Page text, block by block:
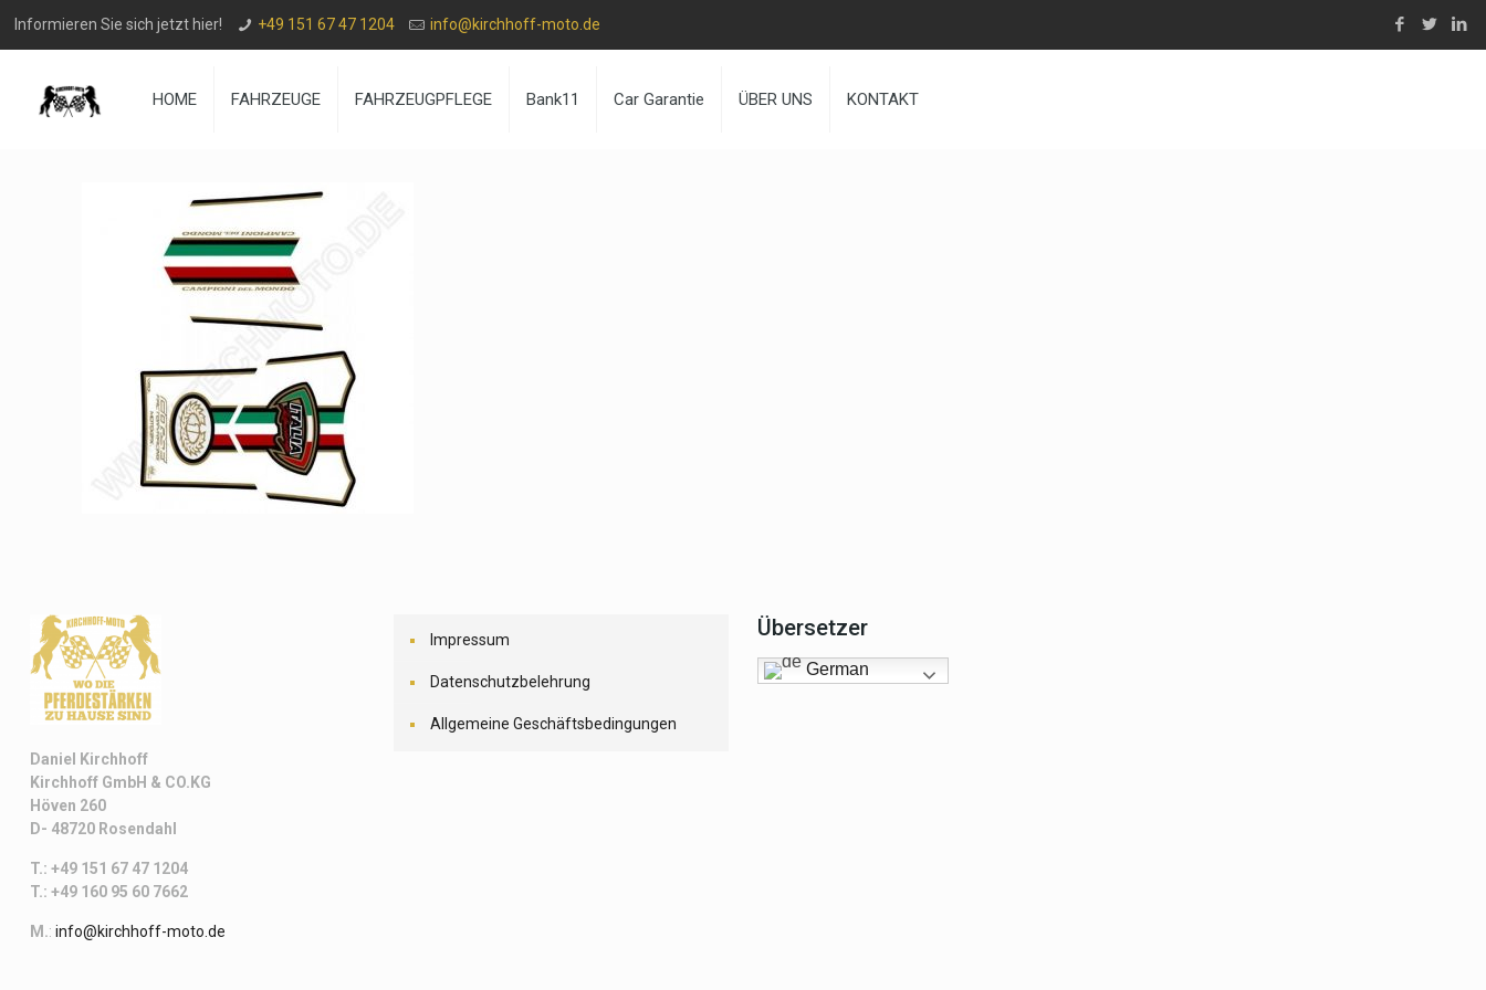
Informieren Sie sich jetzt hier! +49 151 67 47 1204 info@kirchhoff-moto.de
HOME FAHRZEUGE FAHRZEUGPFLEGE Bank11 Car Garantie ÜBER UNS KONTAKT
Daniel Kirchhoff
Kirchhoff GmbH & CO.KG
Höven 260
D- 48720 Rosendahl
T.: +49 151 67 47 1204
T.: +49 160 95 60 7662
M.: info@kirchhoff-moto.de
Impressum
Datenschutzbelehrung
Allgemeine Geschäftsbedingungen
Übersetzer
German